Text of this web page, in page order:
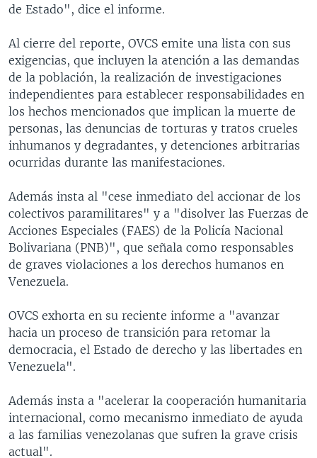
de Estado", dice el informe.
Al cierre del reporte, OVCS emite una lista con sus
exigencias, que incluyen la atención a las demandas
de la población, la realización de investigaciones
independientes para establecer responsabilidades en
los hechos mencionados que implican la muerte de
personas, las denuncias de torturas y tratos crueles
inhumanos y degradantes, y detenciones arbitrarias
ocurridas durante las manifestaciones.
Además insta al "cese inmediato del accionar de los
colectivos paramilitares" y a "disolver las Fuerzas de
Acciones Especiales (FAES) de la Policía Nacional
Bolivariana (PNB)", que señala como responsables
de graves violaciones a los derechos humanos en
Venezuela.
OVCS exhorta en su reciente informe a "avanzar
hacia un proceso de transición para retomar la
democracia, el Estado de derecho y las libertades en
Venezuela".
Además insta a "acelerar la cooperación humanitaria
internacional, como mecanismo inmediato de ayuda
a las familias venezolanas que sufren la grave crisis
actual".